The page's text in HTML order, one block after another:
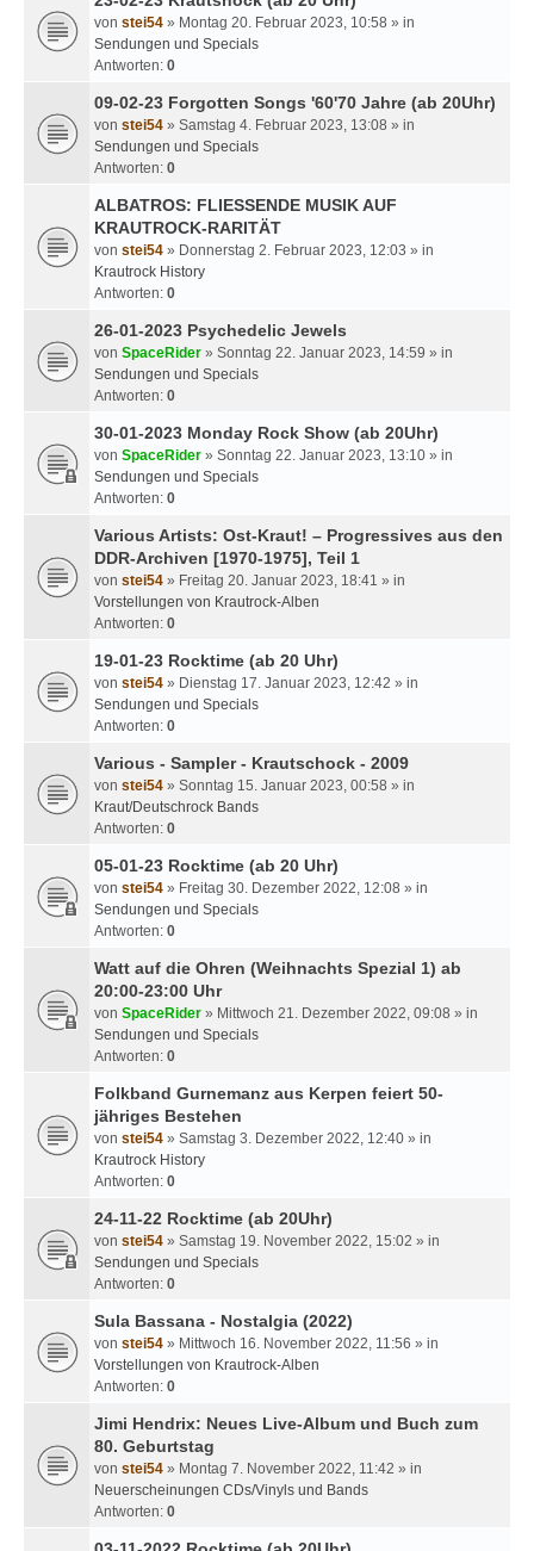
von stei54 » Montag 20. Februar 2023, 10:58 » in
Sendungen und Specials
Antworten: 0
09-02-23 Forgotten Songs '60'70 Jahre (ab 20Uhr)
von stei54 » Samstag 4. Februar 2023, 13:08 » in
Sendungen und Specials
Antworten: 0
ALBATROS: FLIESSENDE MUSIK AUF
KRAUTROCK-RARITÄT
von stei54 » Donnerstag 2. Februar 2023, 12:03 » in
Krautrock History
Antworten: 0
26-01-2023 Psychedelic Jewels
von SpaceRider » Sonntag 22. Januar 2023, 14:59 » in
Sendungen und Specials
Antworten: 0
30-01-2023 Monday Rock Show (ab 20Uhr)
von SpaceRider » Sonntag 22. Januar 2023, 13:10 » in
Sendungen und Specials
Antworten: 0
Various Artists: Ost-Kraut! – Progressives aus den
DDR-Archiven [1970-1975], Teil 1
von stei54 » Freitag 20. Januar 2023, 18:41 » in
Vorstellungen von Krautrock-Alben
Antworten: 0
19-01-23 Rocktime (ab 20 Uhr)
von stei54 » Dienstag 17. Januar 2023, 12:42 » in
Sendungen und Specials
Antworten: 0
Various - Sampler - Krautschock - 2009
von stei54 » Sonntag 15. Januar 2023, 00:58 » in
Kraut/Deutschrock Bands
Antworten: 0
05-01-23 Rocktime (ab 20 Uhr)
von stei54 » Freitag 30. Dezember 2022, 12:08 » in
Sendungen und Specials
Antworten: 0
Watt auf die Ohren (Weihnachts Spezial 1) ab
20:00-23:00 Uhr
von SpaceRider » Mittwoch 21. Dezember 2022, 09:08 » in
Sendungen und Specials
Antworten: 0
Folkband Gurnemanz aus Kerpen feiert 50-
jähriges Bestehen
von stei54 » Samstag 3. Dezember 2022, 12:40 » in
Krautrock History
Antworten: 0
24-11-22 Rocktime (ab 20Uhr)
von stei54 » Samstag 19. November 2022, 15:02 » in
Sendungen und Specials
Antworten: 0
Sula Bassana - Nostalgia (2022)
von stei54 » Mittwoch 16. November 2022, 11:56 » in
Vorstellungen von Krautrock-Alben
Antworten: 0
Jimi Hendrix: Neues Live-Album und Buch zum
80. Geburtstag
von stei54 » Montag 7. November 2022, 11:42 » in
Neuerscheinungen CDs/Vinyls und Bands
Antworten: 0